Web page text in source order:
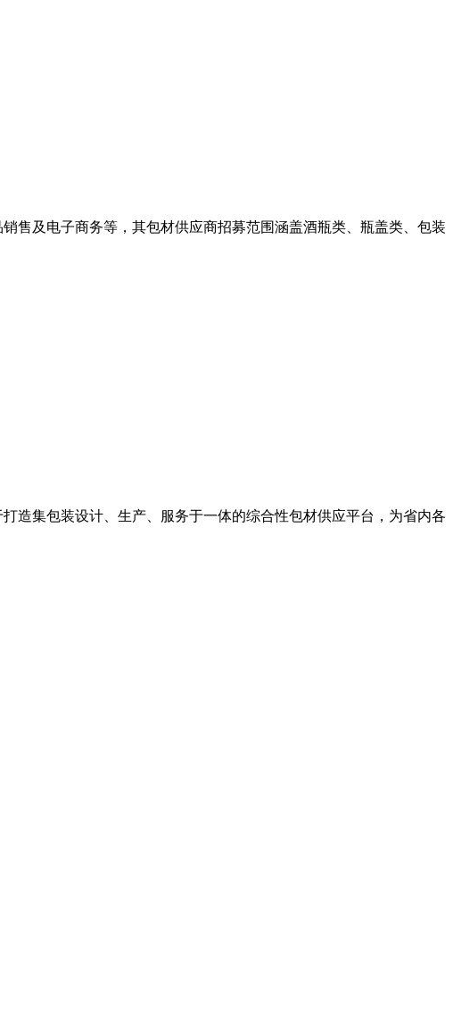
售及电子商务等，其包材供应商招募范围涵盖酒瓶类、瓶盖类、包装
造集包装设计、生产、服务于一体的综合性包材供应平台，为省内各